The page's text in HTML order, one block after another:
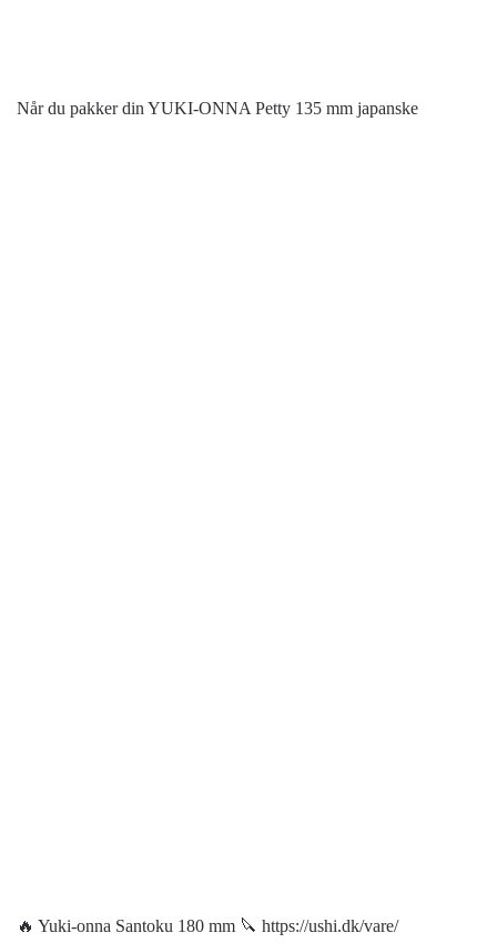
Når du pakker din YUKI-ONNA Petty 135 mm japanske
🔥 Yuki-onna Santoku 180 mm 🔪 https://ushi.dk/vare/